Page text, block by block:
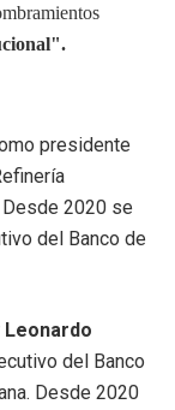
presidente
2020 se
del Banco de
Leonardo
del Banco
Desde 2020